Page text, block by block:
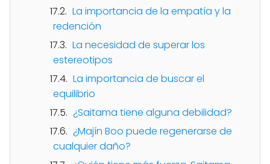
La importancia de la empatía y la
redención
La necesidad de superar los
estereotipos
La importancia de buscar el
equilibrio
¿Saitama tiene alguna debilidad?
¿Majín Boo puede regenerarse de
cualquier daño?